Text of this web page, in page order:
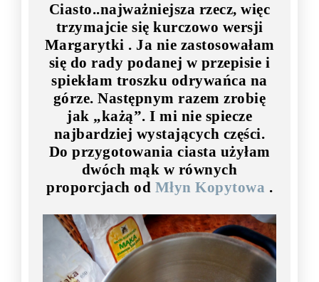
Ciasto..najważniejsza rzecz, więc
trzymajcie się kurczowo wersji
Margarytki . Ja nie zastosowałam
się do rady podanej w przepisie i
spiekłam troszku odrywańca na
górze. Następnym razem zrobię
jak „każą”. I mi nie spiecze
najbardziej wystających części.
Do przygotowania ciasta użyłam
dwóch mąk w równych
proporcjach od Młyn Kopytowa .